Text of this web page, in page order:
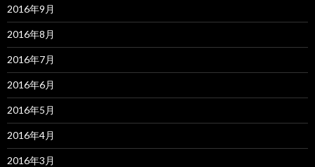
2016年9月
2016年8月
2016年7月
2016年6月
2016年5月
2016年4月
2016年3月